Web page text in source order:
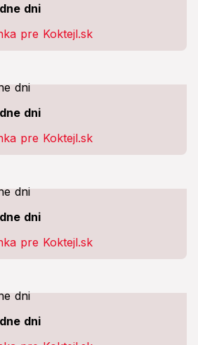
dni
pre Koktejl.sk
dni
pre Koktejl.sk
dni
pre Koktejl.sk
dni